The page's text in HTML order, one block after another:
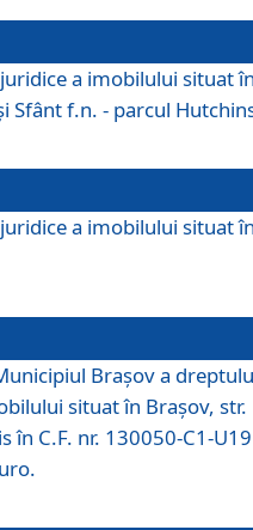
a imobilului situat
Sfânt f.n. - parcul
a imobilului situat
Brașov a
situat în Brașov, str.
în C.F. nr. 130050-C1-U19